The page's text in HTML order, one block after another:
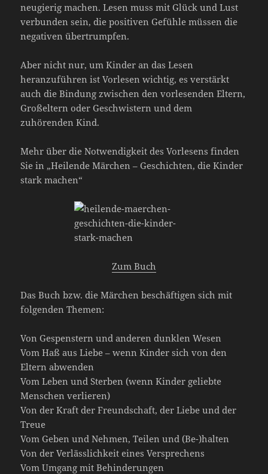
neugierig machen. Lesen muss mit Glück und Lust
verbunden sein, die positiven Gefühle müssen die
negativen übertrumpfen.
Aber nicht nur, um Kinder an das Lesen
heranzuführen ist Vorlesen wichtig, es verstärkt
auch die Bindung zwischen den vorlesenden Eltern,
Großeltern oder Geschwistern und dem
zuhörenden Kind.
Mehr über die Notwendigkeit des Vorlesens finden
Sie in „Heilende Märchen – Geschichten, die Kinder
stark machen“
Zum Buch
Das Buch bzw. die Märchen beschäftigen sich mit
folgenden Themen:
Von Gespenstern und anderen dunklen Wesen
Vom Haß aus Liebe – wenn Kinder sich von den
Eltern abwenden
Vom Leben und Sterben (wenn Kinder geliebte
Menschen verlieren)
Von der Kraft der Freundschaft, der Liebe und der
Treue
Vom Geben und Nehmen, Teilen und (Be-)halten
Von der Verlässlichkeit eines Versprechens
Vom Umgang mit Behinderungen